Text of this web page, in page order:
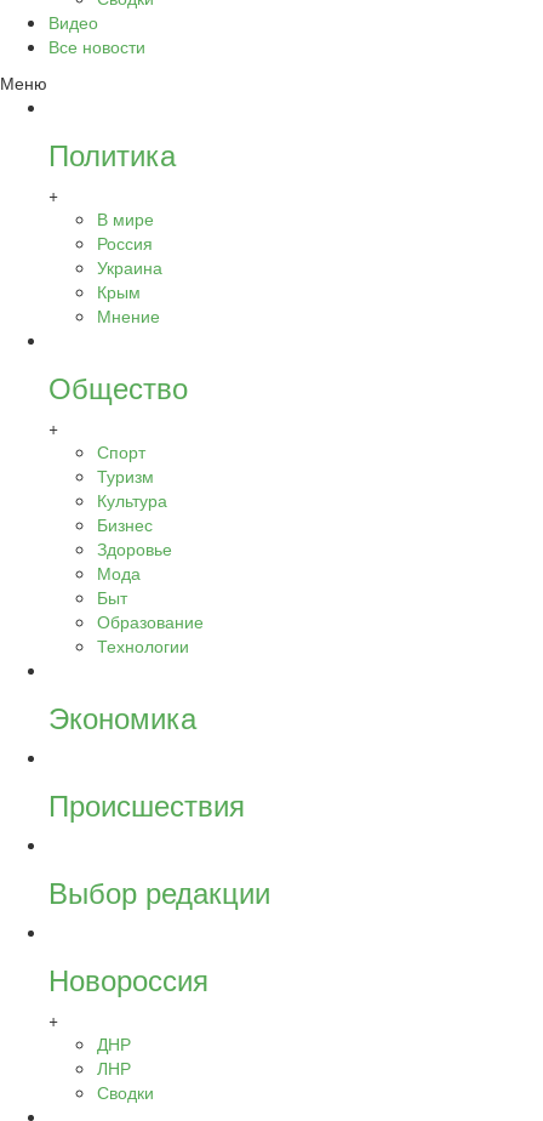
Видео
Все новости
Меню
Политика
+
В мире
Россия
Украина
Крым
Мнение
Общество
+
Спорт
Туризм
Культура
Бизнес
Здоровье
Мода
Быт
Образование
Технологии
Экономика
Происшествия
Выбор редакции
Новороссия
+
ДНР
ЛНР
Сводки